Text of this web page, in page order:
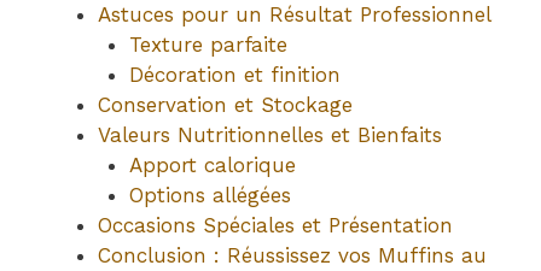
Astuces pour un Résultat Professionnel
Texture parfaite
Décoration et finition
Conservation et Stockage
Valeurs Nutritionnelles et Bienfaits
Apport calorique
Options allégées
Occasions Spéciales et Présentation
Conclusion : Réussissez vos Muffins au